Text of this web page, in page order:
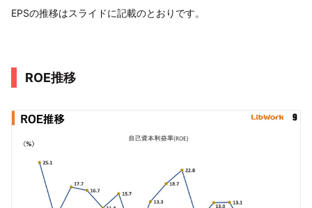
EPSの推移はスライドに記載のとおりです。
ROE推移